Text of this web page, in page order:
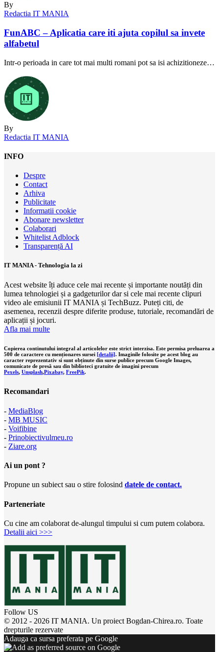
By
Redactia IT MANIA
FunABC – Aplicatia care iti ajuta copilul sa invete
alfabetul
Intr-o perioada in care tot mai multi romani pot sa isi achizitioneze…
By
Redactia IT MANIA
INFO
Despre
Contact
Arhiva
Publicitate
Informatii cookie
Abonare newsletter
Colaborari
Whitelist Adblock
Transparență AI
IT MANIA - Tehnologia la zi
Acest website îți aduce cele mai recente și importante noutăți din
lumea tehnologiei și a gadgeturilor dar si cele mai recente clipuri
video ale emisiunii IT MANIA și TechBuzz. Puteți citi, de
asemenea, recenzii despre diferite produse, tutoriale, recomandări de
aplicații și jocuri.
Afla mai multe
Copierea continutului integral al articolelor este strict interzisa. Este permisa preluarea a
500 de caractere cu menționares sursei [detalii]. Imaginile folosite pe acest blog au
caracter reprezentativ si sunt obținute din surse publice precum Google Images,
comunicate de presă sau din biblioteci gratuite de imagini precum
Pexels, Unsplash,Pixabay, FreePik.
Recomandari
- MediaBlog
- MB MUSIC
- Voifibine
- Prinobiectivulmeu.ro
- Ziare.org
Ai un pont ?
Propune un subiect sau o stire folosind datele de contact.
Parteneriate
Cu cine am colaborat de-alungul timpului si cum putem colabora.
Detalii aici >>>
Follow US
© 2012 - 2026 IT MANIA. Un proiect Bogdan-Chirea.ro. Toate
drepturile rezervate
Adauga ca sursa preferata pe Google